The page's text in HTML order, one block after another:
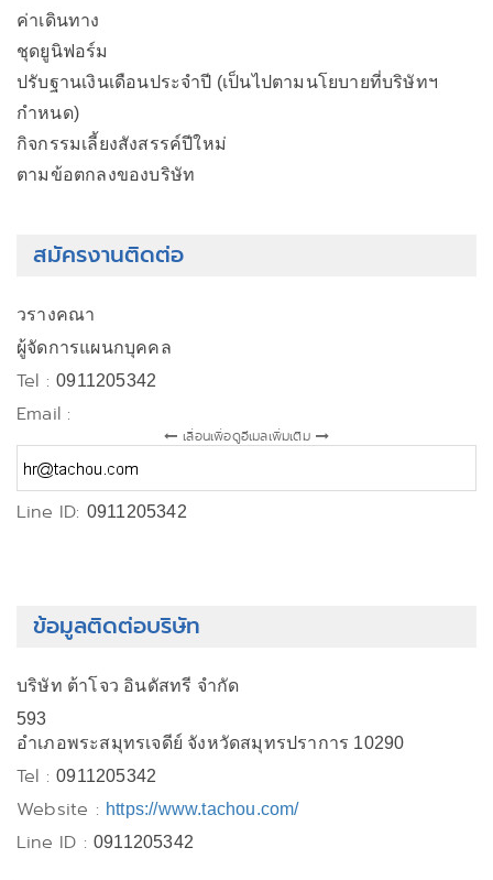
ค่าเดินทาง
ชุดยูนิฟอร์ม
ปรับฐานเงินเดือนประจำปี (เป็นไปตามนโยบายที่บริษัทฯ
กำหนด)
กิจกรรมเลี้ยงสังสรรค์ปีใหม่
ตามข้อตกลงของบริษัท
สมัครงานติดต่อ
วรางคณา
ผู้จัดการแผนกบุคคล
Tel :0911205342
Email :
เลื่อนเพื่อดูอีเมลเพิ่มเติม
Line ID: 0911205342
ข้อมูลติดต่อบริษัท
บริษัท ต้าโจว อินดัสทรี จำกัด
593
อำเภอพระสมุทรเจดีย์ จังหวัดสมุทรปราการ 10290
Tel :0911205342
Website : https://www.tachou.com/
Line ID : 0911205342